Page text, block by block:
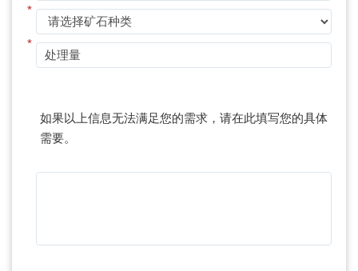
*
*
如果以上信息无法满足您的需求，请在此填写您的具体
需要。